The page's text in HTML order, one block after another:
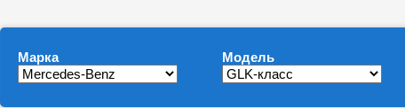
Марка Модель